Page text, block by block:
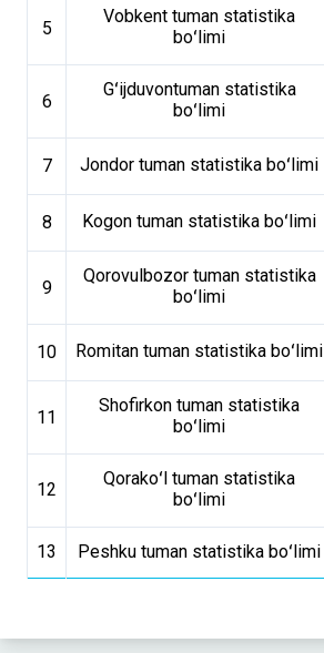
5
Vobkent tuman statistika
boʻlimi
6
Gʻijduvontuman statistika
boʻlimi
7 Jondor tuman statistika boʻlimi
8 Kogon tuman statistika boʻlimi
9
Qorovulbozor tuman statistika
boʻlimi
10 Romitan tuman statistika boʻlimi
11
Shofirkon tuman statistika
boʻlimi
12
Qorakoʻl tuman statistika
boʻlimi
13 Peshku tuman statistika boʻlimi